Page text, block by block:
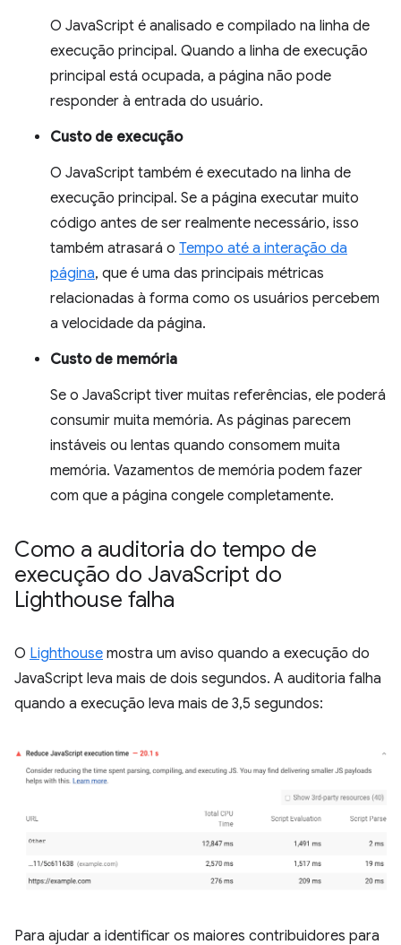
O JavaScript é analisado e compilado na linha de
execução principal. Quando a linha de execução
principal está ocupada, a página não pode
responder à entrada do usuário.
Custo de execução
O JavaScript também é executado na linha de
execução principal. Se a página executar muito
código antes de ser realmente necessário, isso
também atrasará o Tempo até a interação da
página, que é uma das principais métricas
relacionadas à forma como os usuários percebem
a velocidade da página.
Custo de memória
Se o JavaScript tiver muitas referências, ele poderá
consumir muita memória. As páginas parecem
instáveis ou lentas quando consomem muita
memória. Vazamentos de memória podem fazer
com que a página congele completamente.
Como a auditoria do tempo de
execução do JavaScript do
Lighthouse falha
O Lighthouse mostra um aviso quando a execução do
JavaScript leva mais de dois segundos. A auditoria falha
quando a execução leva mais de 3,5 segundos:
Para ajudar a identificar os maiores contribuidores para